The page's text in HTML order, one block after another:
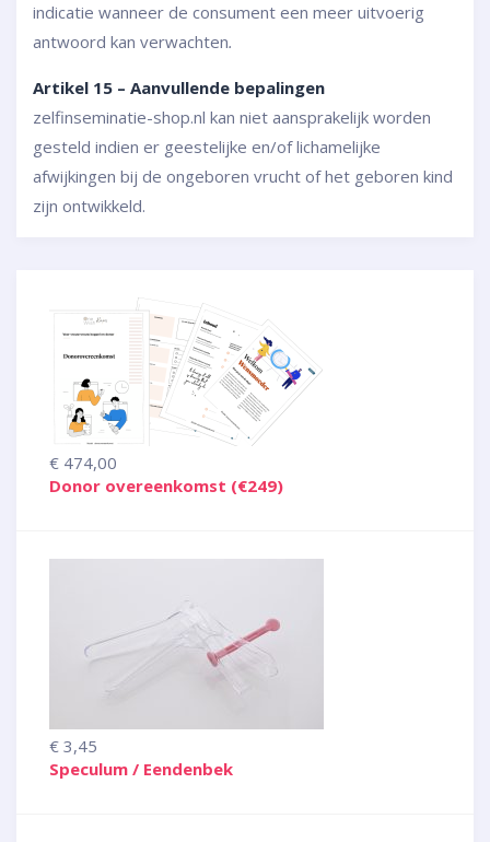
indicatie wanneer de consument een meer uitvoerig
antwoord kan verwachten.
Artikel 15 – Aanvullende bepalingen
zelfinseminatie-shop.nl kan niet aansprakelijk worden
gesteld indien er geestelijke en/of lichamelijke
afwijkingen bij de ongeboren vrucht of het geboren kind
zijn ontwikkeld.
€ 474,00
Donor overeenkomst (€249)
€ 3,45
Speculum / Eendenbek